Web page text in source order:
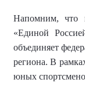
Напомним, что
«Единой
объединяет
региона. В
юных